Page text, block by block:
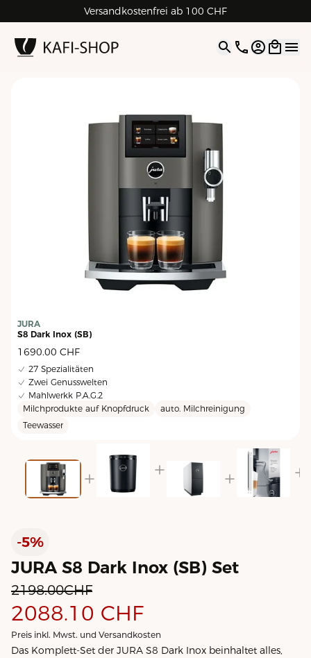
Versandkostenfrei ab 100 CHF
4.9| 5.0 Google
Open
JURA
S8 Dark Inox (SB)
1690.00 CHF
27 Spezialitäten
Zwei Genusswelten
Mahlwerkk P.A.G.2
Milchprodukte auf Knopfdruck
auto. Milchreinigung
Teewasser
-5%
JURA S8 Dark Inox (SB) Set
2198.00CHF
2088.10 CHF
Preis inkl. Mwst. und Versandkosten
Das Komplett-Set der JURA S8 Dark Inox beinhaltet alles,